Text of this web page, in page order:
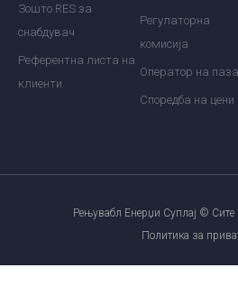
Зошто RES за
снабдувач
Референтна листа на
клиенти
Регулаторна
комисија
Оператор на
Споредба на цени
Рењувабл Енерџи Суплај © Сите
Политика за